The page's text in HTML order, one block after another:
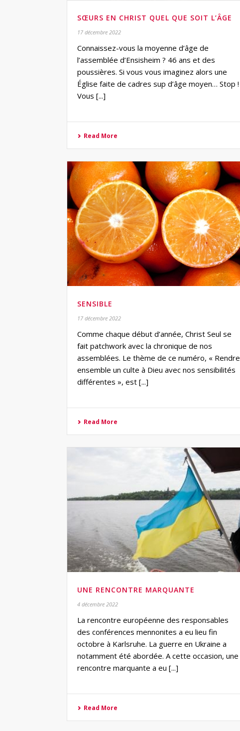
SŒURS EN CHRIST QUEL QUE SOIT L’ÂGE
17 décembre 2022
Connaissez-vous la moyenne d’âge de
l’assemblée d’Ensisheim ? 46 ans et des
poussières. Si vous vous imaginez alors une
Église faite de cadres sup d’âge moyen… Stop !
Vous [...]
Read More
SENSIBLE
17 décembre 2022
Comme chaque début d’année, Christ Seul se
fait patchwork avec la chronique de nos
assemblées. Le thème de ce numéro, « Rendre
ensemble un culte à Dieu avec nos sensibilités
différentes », est [...]
Read More
UNE RENCONTRE MARQUANTE
4 décembre 2022
La rencontre européenne des responsables
des conférences mennonites a eu lieu fin
octobre à Karlsruhe. La guerre en Ukraine a
notamment été abordée. A cette occasion, une
rencontre marquante a eu [...]
Read More